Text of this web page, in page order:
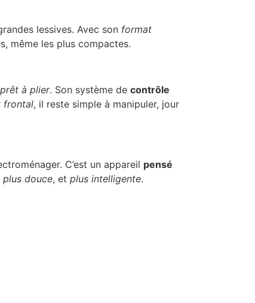
lessives. Avec son format
même les plus compactes.
prêt à plier. Son système de contrôle
frontal, il reste simple à manipuler, jour
C’est un appareil pensé
plus douce, et plus intelligente.